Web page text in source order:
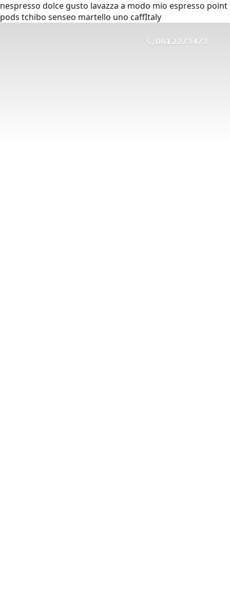
nespresso dolce gusto lavazza a modo mio espresso point
pods tchibo senseo martello uno caffItaly
061 2273473